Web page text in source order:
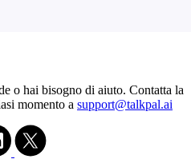
o hai bisogno di aiuto. Contatta la
momento a support@talkpal.ai